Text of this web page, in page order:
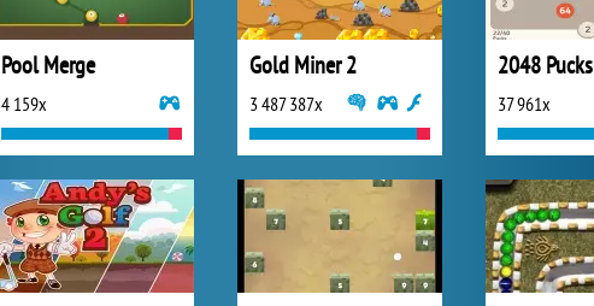
Pool Merge
4 159x
Gold Miner 2
3 487 387x
2048 Pucks
37 961x